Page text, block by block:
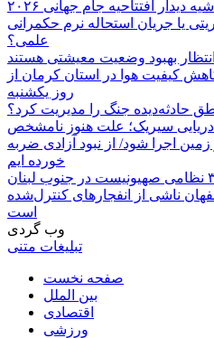
افتتاحیه جام جهانی ۲۰۲۶
یا جریان استحاله نرم حکمرانی
علمی؟
بهبود وضعیت معیشتی هستند
کیفیت هوا در استان کرمان از
روز یکشنبه
حادثه‌دیده جنگ را مدیریت کرد؟
دریایی سیریک؛ علت هنوز نامشخص
اجرا شود/ از نبود آزادی ضربه
خورده ایم
ناشی از انفجارهای کنترل‌شده
است
وب گردی
تبلیغات متنی
صفحه نخست
بین الملل
اقتصادی
ورزشی